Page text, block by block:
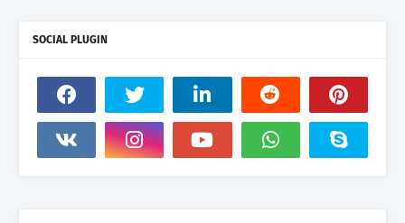
SOCIAL PLUGIN